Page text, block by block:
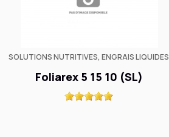
SOLUTIONS NUTRITIVES, ENGRAIS LIQUIDES
Foliarex 5 15 10 (SL)